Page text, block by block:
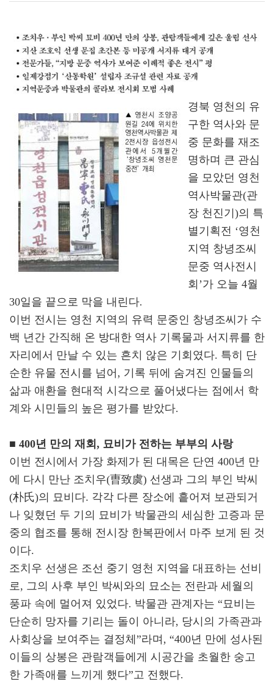
경북 영천의 유
구한 역사와 문
중 문화를 재조
명하며 큰 관심
을 모았던 영천
역사박물관(관
장 천진기)의 특
별기획전 ‘영천
지역 창녕조씨
문중 역사전시
회’가 오늘 4월
30일을 끝으로 막을 내린다.
이번 전시는 영천 지역의 유력 문중인 창녕조씨가 수
백 년간 간직해 온 방대한 역사 기록물과 서지류를 한
자리에서 만날 수 있는 흔치 않은 기회였다. 특히 단
순한 유물 전시를 넘어, 기록 뒤에 숨겨진 인물들의
삶과 애환을 현대적 시각으로 풀어냈다는 점에서 학
계와 시민들의 높은 평가를 받았다.
■ 400년 만의 재회, 묘비가 전하는 부부의 사랑
이번 전시에서 가장 화제가 된 대목은 단연 400년 만
에 다시 만난 조치우(曺致虞) 선생과 그의 부인 박씨
(朴氏)의 묘비다. 각각 다른 장소에 흩어져 보관되거
나 잊혔던 두 기의 묘비가 박물관의 세심한 고증과 문
중의 협조를 통해 전시장 한복판에서 마주 보게 된 것
이다.
조치우 선생은 조선 중기 영천 지역을 대표하는 선비
로, 그의 사후 부인 박씨와의 묘소는 전란과 세월의
풍파 속에 멀어져 있었다. 박물관 관계자는 “묘비는
단순히 망자를 기리는 돌이 아니라, 당시의 가족관과
사회상을 보여주는 결정체”라며, “400년 만에 성사된
이들의 상봉은 관람객들에게 시공간을 초월한 숭고
한 가족애를 느끼게 했다”고 전했다.